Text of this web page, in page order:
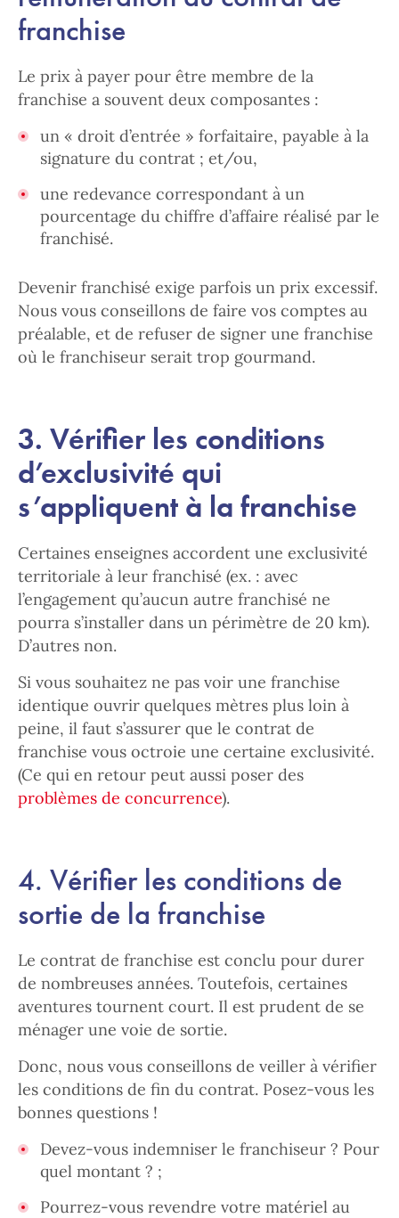
franchise
Le prix à payer pour être membre de la
franchise a souvent deux composantes :
un « droit d’entrée » forfaitaire, payable à la
signature du contrat ; et/ou,
une redevance correspondant à un
pourcentage du chiffre d’affaire réalisé par le
franchisé.
Devenir franchisé exige parfois un prix excessif.
Nous vous conseillons de faire vos comptes au
préalable, et de refuser de signer une franchise
où le franchiseur serait trop gourmand.
3. Vérifier les conditions
d’exclusivité qui
s’appliquent à la franchise
Certaines enseignes accordent une exclusivité
territoriale à leur franchisé (ex. : avec
l’engagement qu’aucun autre franchisé ne
pourra s’installer dans un périmètre de 20 km).
D’autres non.
Si vous souhaitez ne pas voir une franchise
identique ouvrir quelques mètres plus loin à
peine, il faut s’assurer que le contrat de
franchise vous octroie une certaine exclusivité.
(Ce qui en retour peut aussi poser des
problèmes de concurrence).
4. Vérifier les conditions de
sortie de la franchise
Le contrat de franchise est conclu pour durer
de nombreuses années. Toutefois, certaines
aventures tournent court. Il est prudent de se
ménager une voie de sortie.
Donc, nous vous conseillons de veiller à vérifier
les conditions de fin du contrat. Posez-vous les
bonnes questions !
Devez-vous indemniser le franchiseur ? Pour
quel montant ? ;
Pourrez-vous revendre votre matériel au